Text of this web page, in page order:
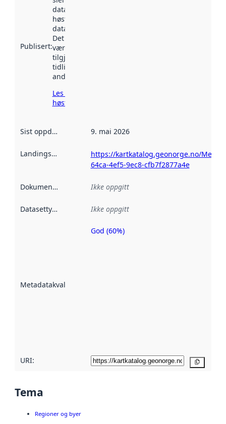
Publisert:
datasettet ble
høstet av
data.norge.no.
Det kan ha
vært
tilgjengelig
tidligere
andre steder.
Les mer om
høsting her
Sist oppdatert 9. mai 2026
Landingsside
https://kartkatalog.geonorge.no/
64ca-4ef5-9ec8-cfb7f2877a4e
Dokumentasjon Ikke oppgitt
Datasettype Ikke oppgitt
Metadatakvalitet
Metadatakvalitet
God (60%)
URI:
Tema
Regioner og byer